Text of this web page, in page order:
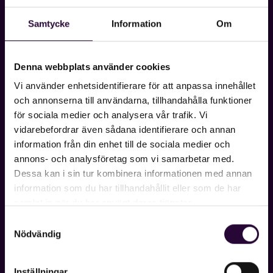
Samtycke Information Om
Denna webbplats använder cookies
Vi använder enhetsidentifierare för att anpassa innehållet
och annonserna till användarna, tillhandahålla funktioner
för sociala medier och analysera vår trafik. Vi
vidarebefordrar även sådana identifierare och annan
information från din enhet till de sociala medier och
annons- och analysföretag som vi samarbetar med.
Dessa kan i sin tur kombinera informationen med annan
information som du har tillhandahållit eller som de har
Nödvändig
inspirerat av gamla skyltar i Buenos Aires,
är populärt för sin mångsidighet och används
ofta på webbplatser som vill skapa ett
stilrent och professionellt intryck. Montserrat
är också ett favoritval för rubriker, tack vare
sina distinkta proportioner och tydlighet.
Georgia
Georgia är ett serif-typsnitt som är
optimerat för skärmläsning. Det har en
idealiskt för långa textstycken. Georgia
läsbarhet och en elegant stil är prioriterat.